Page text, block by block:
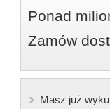
Ponad
Zamów
Masz już